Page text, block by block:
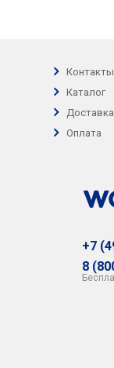
Контакты
Каталог
Доставка
Оплата
+7
8